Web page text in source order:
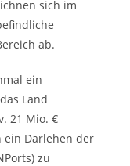
sich im
ab.
ein
Land
21 Mio. €
ein Darlehen der
zu